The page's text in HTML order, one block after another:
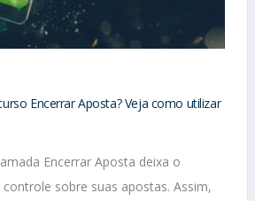
Encerrar Aposta? Veja como utilizar
Encerrar Aposta deixa o
sobre suas apostas. Assim,